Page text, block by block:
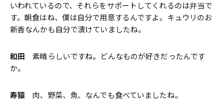
いわれているので、それらをサポートしてくれるのは弁当で
す。朝食はね、僕は自分で用意するんですよ。キュウリのお
新香なんかも自分で漬けていましたね。
和田 素晴らしいですね。どんなものが好きだったんです
か。
寿猿 肉、野菜、魚、なんでも食べていましたね。